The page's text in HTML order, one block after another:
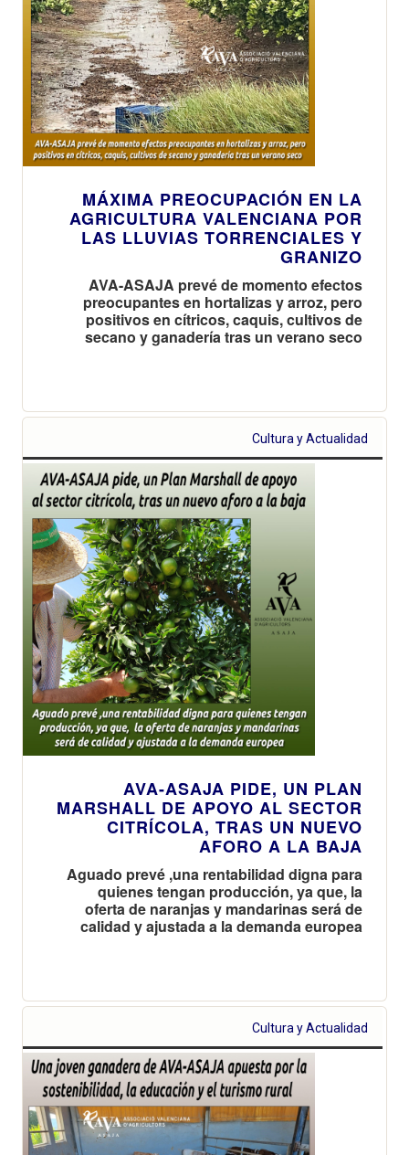
MÁXIMA PREOCUPACIÓN EN LA
AGRICULTURA VALENCIANA POR
LAS LLUVIAS TORRENCIALES Y
GRANIZO
AVA-ASAJA prevé de momento efectos
preocupantes en hortalizas y arroz, pero
positivos en cítricos, caquis, cultivos de
secano y ganadería tras un verano seco
Cultura y Actualidad
AVA-ASAJA PIDE, UN PLAN
MARSHALL DE APOYO AL SECTOR
CITRÍCOLA, TRAS UN NUEVO
AFORO A LA BAJA
Aguado prevé ,una rentabilidad digna para
quienes tengan producción, ya que, la
oferta de naranjas y mandarinas será de
calidad y ajustada a la demanda europea
Cultura y Actualidad